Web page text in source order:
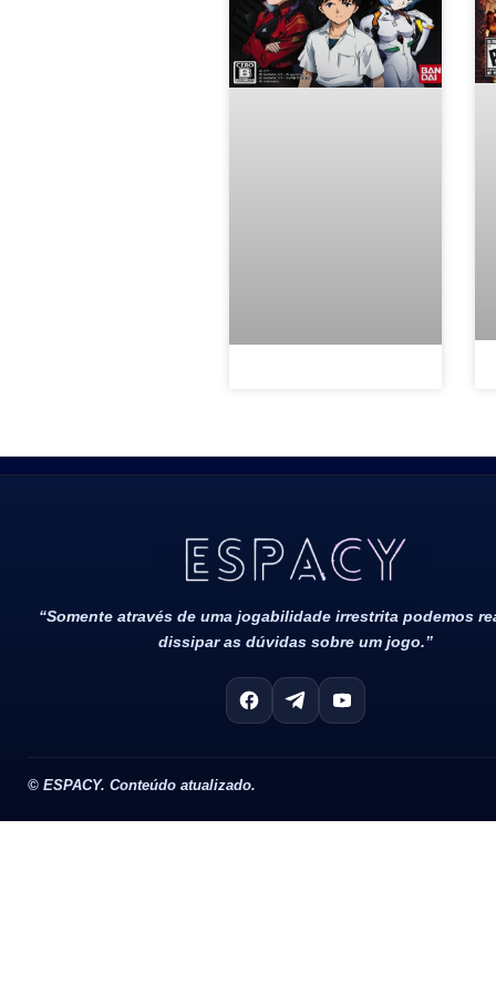
“Somente através de uma jogabilidade irrestrita podemos
dissipar as dúvidas sobre um jogo.”
© ESPACY. Conteúdo atualizado.